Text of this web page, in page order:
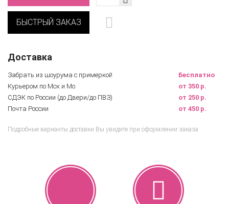
БЫСТРЫЙ ЗАКАЗ
Доставка
Забрать из шоурума с примеркой
Бесплатно
Курьером по Мск и Мо
от 350 р.
СДЭК по России (до Двери/до ПВЗ)
от 250 р.
Почта России
от 450 р.
Подробные варианты доставки Вы увидите при оформлении заказа